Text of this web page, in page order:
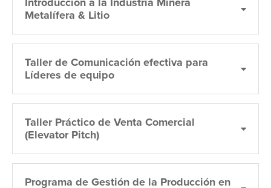
Metalífera & Litio
Taller de Comunicación efectiva para
Líderes de equipo
Taller Práctico de Venta Comercial
(Elevator Pitch)
Programa de Gestión de la Producción en